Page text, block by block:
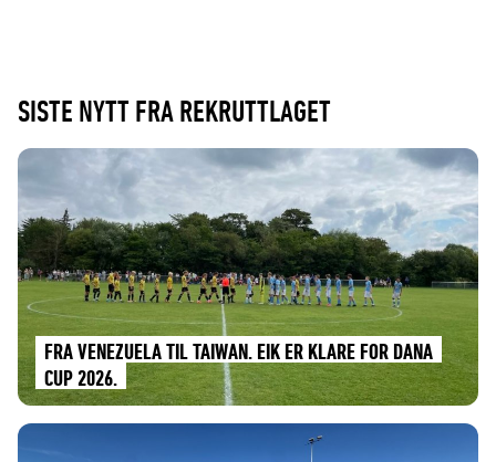
SISTE NYTT FRA REKRUTTLAGET
FRA VENEZUELA TIL TAIWAN. EIK ER KLARE FOR DANA
CUP 2026.